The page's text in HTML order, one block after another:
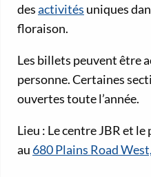
desactivités uniques
floraison.
Les billets peuvent être
personne. Certaines
ouvertes toute l’année.
Lieu : Le centre JBR et
au 680 Plains Road